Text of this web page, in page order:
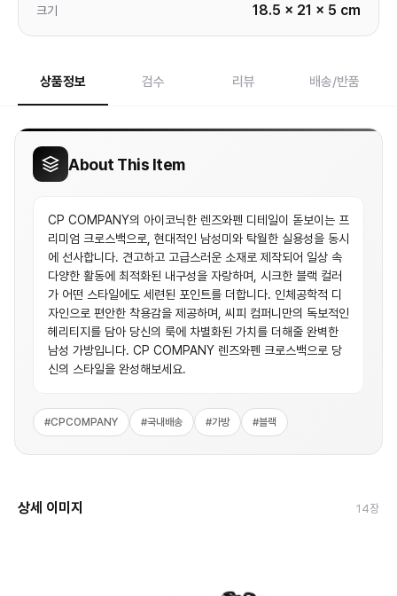
크기 18.5 x 21 x 5 cm
상품정보 검수 리뷰 배송/반품
About This Item
CP COMPANY의 아이코닉한 렌즈와펜 디테일이 돋보이는 프
리미엄 크로스백으로, 현대적인 남성미와 탁월한 실용성을 동시
에 선사합니다. 견고하고 고급스러운 소재로 제작되어 일상 속
다양한 활동에 최적화된 내구성을 자랑하며, 시크한 블랙 컬러
가 어떤 스타일에도 세련된 포인트를 더합니다. 인체공학적 디
자인으로 편안한 착용감을 제공하며, 씨피 컴퍼니만의 독보적인
헤리티지를 담아 당신의 룩에 차별화된 가치를 더해줄 완벽한
남성 가방입니다. CP COMPANY 렌즈와펜 크로스백으로 당
신의 스타일을 완성해보세요.
#CPCOMPANY #국내배송 #가방 #블랙
상세 이미지 14장